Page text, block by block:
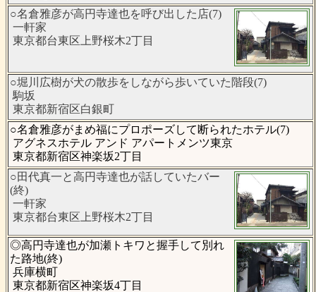
○名倉雅彦が高円寺達也を呼び出した店(7)
一軒家
東京都台東区上野桜木2丁目
○堀川広樹が犬の散歩をしながら歩いていた階段(7)
駒坂
東京都新宿区白銀町
○名倉雅彦がまめ福にプロポーズして断られたホテル(7)
アグネスホテル アンド アパートメンツ東京
東京都新宿区神楽坂2丁目
○田代真一と高円寺達也が話していたバー
(終)
一軒家
東京都台東区上野桜木2丁目
◎高円寺達也が加瀬トキワと握手して別れ
た路地(終)
兵庫横町
東京都新宿区神楽坂4丁目